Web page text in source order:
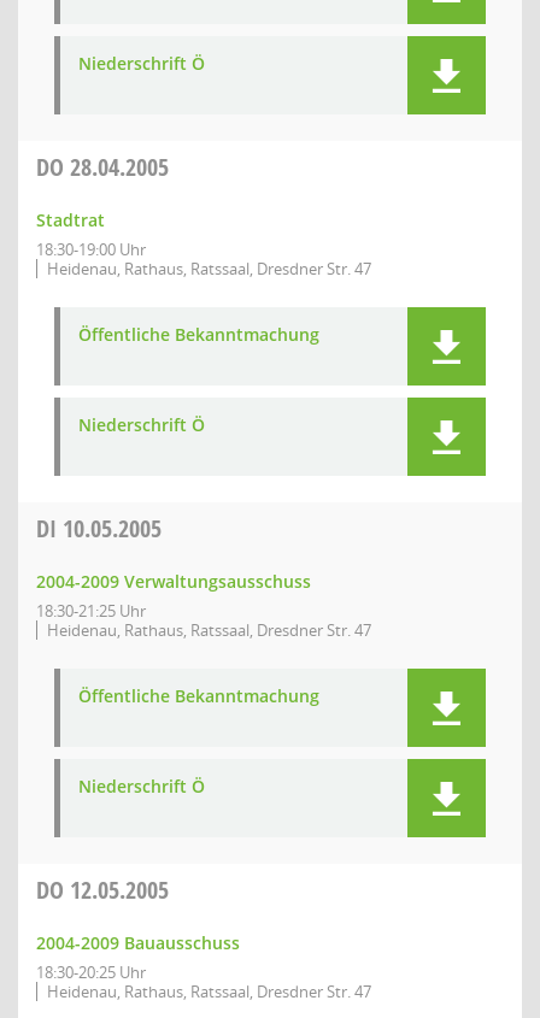
Niederschrift Ö
DO 28.04.2005
Stadtrat
18:30-19:00 Uhr
Heidenau, Rathaus, Ratssaal, Dresdner Str. 47
Öffentliche Bekanntmachung
Niederschrift Ö
DI 10.05.2005
2004-2009 Verwaltungsausschuss
18:30-21:25 Uhr
Heidenau, Rathaus, Ratssaal, Dresdner Str. 47
Öffentliche Bekanntmachung
Niederschrift Ö
DO 12.05.2005
2004-2009 Bauausschuss
18:30-20:25 Uhr
Heidenau, Rathaus, Ratssaal, Dresdner Str. 47